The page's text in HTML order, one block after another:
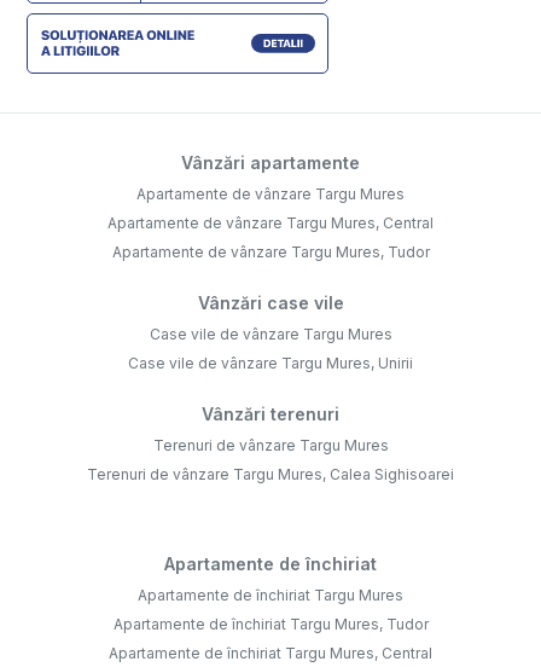
Vânzări apartamente
Apartamente de vânzare Targu Mures
Apartamente de vânzare Targu Mures, Central
Apartamente de vânzare Targu Mures, Tudor
Vânzări case vile
Case vile de vânzare Targu Mures
Case vile de vânzare Targu Mures, Unirii
Vânzări terenuri
Terenuri de vânzare Targu Mures
Terenuri de vânzare Targu Mures, Calea Sighisoarei
Apartamente de închiriat
Apartamente de închiriat Targu Mures
Apartamente de închiriat Targu Mures, Tudor
Apartamente de închiriat Targu Mures, Central